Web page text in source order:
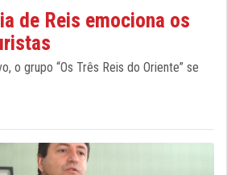
de Reis emociona os
o grupo “Os Três Reis do Oriente” se